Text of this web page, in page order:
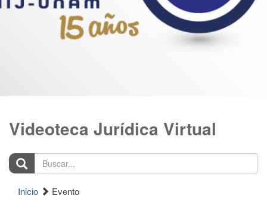
Videoteca Jurídica Virtual
Buscar...
Inicio Evento